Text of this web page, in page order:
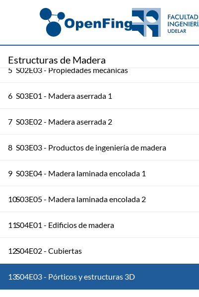
Estructuras de Madera
S02E01 - Anatomía y especies
4 S02E02 - Propiedades físicas
5 S02E03 - Propiedades mecánicas
6 S03E01 - Madera aserrada 1
7 S03E02 - Madera aserrada 2
8 S03E03 - Productos de ingeniería de madera
9 S03E04 - Madera laminada encolada 1
10S03E05 - Madera laminada encolada 2
11S04E01 - Edificios de madera
12S04E02 - Cubiertas
13S04E03 - Pórticos y estructuras 3D